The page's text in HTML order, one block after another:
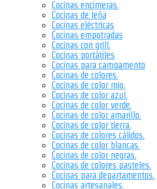
Cocinas encimeras.
Cocinas de leña
Cocinas eléctricas
Cocinas empotradas
Cocinas con grill.
Cocinas portátiles
Cocinas para campamento
Cocinas de colores.
Cocinas de color rojo.
Cocinas de color azul.
Cocinas de color verde.
Cocinas de color amarillo.
Cocinas de color tierra.
Cocinas de colores cálidos.
Cocinas de color blancas.
Cocinas de color negras.
Cocinas de colores pasteles.
Cocinas para departamentos.
Cocinas artesanales.